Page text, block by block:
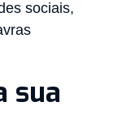
sociais,
sua